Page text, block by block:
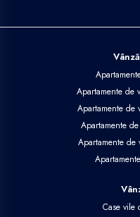
Apartamente de
Apartamente de
Apartamente
Apartamente de
Case vile